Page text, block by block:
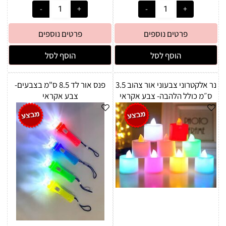
פרטים נוספים
הוסף לסל
פרטים נוספים
הוסף לסל
נר אלקטרוני צבעוני אור צהוב 3.5
ס״מ כולל הלהבה- צבע אקראי
פנס אור לד 8.5 ס"מ בצבעים-
צבע אקראי